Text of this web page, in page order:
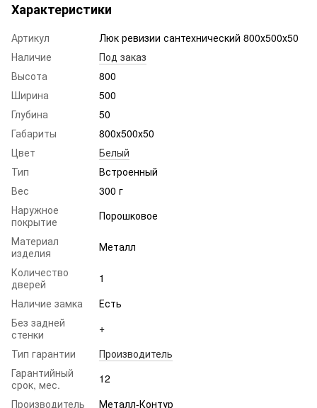
Характеристики
Артикул
Люк ревизии сантехнический 800х500х50
Наличие
Под заказ
Высота
800
Ширина
500
Глубина
50
Габариты
800х500х50
Цвет
Белый
Тип
Встроенный
Вес
300 г
Наружное
покрытие
Порошковое
Материал
изделия
Металл
Количество
дверей
1
Наличие замка
Есть
Без задней
стенки
+
Тип гарантии
Производитель
Гарантийный
срок, мес.
12
Производитель
Металл-Контур